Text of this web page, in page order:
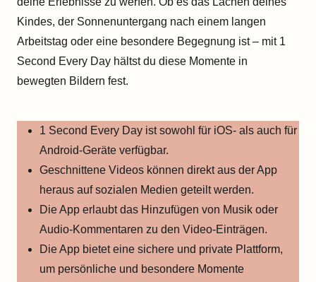
Kindes, der Sonnenuntergang nach einem langen
Arbeitstag oder eine besondere Begegnung ist – mit 1
Second Every Day hältst du diese Momente in
bewegten Bildern fest.
1 Second Every Day ist sowohl für iOS- als auch für
Android-Geräte verfügbar.
Geschnittene Videos können direkt aus der App
heraus auf sozialen Medien geteilt werden.
Die App erlaubt das Hinzufügen von Musik oder
Audio-Kommentaren zu den Video-Einträgen.
Die App bietet eine sichere und private Plattform,
um persönliche und besondere Momente